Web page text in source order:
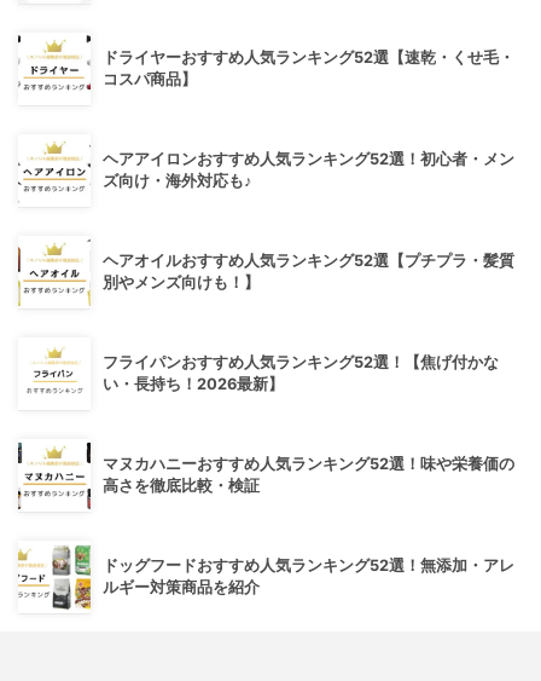
ドライヤーおすすめ人気ランキング52選【速乾・くせ毛・
コスパ商品】
ヘアアイロンおすすめ人気ランキング52選！初心者・メン
ズ向け・海外対応も♪
ヘアオイルおすすめ人気ランキング52選【プチプラ・髪質
別やメンズ向けも！】
フライパンおすすめ人気ランキング52選！【焦げ付かな
い・長持ち！2026最新】
マヌカハニーおすすめ人気ランキング52選！味や栄養価の
高さを徹底比較・検証
ドッグフードおすすめ人気ランキング52選！無添加・アレ
ルギー対策商品を紹介